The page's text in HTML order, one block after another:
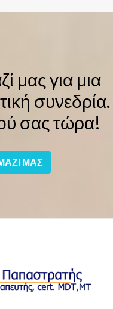
μας για μια
συνεδρία.
σας τώρα!
ΜΑΣ